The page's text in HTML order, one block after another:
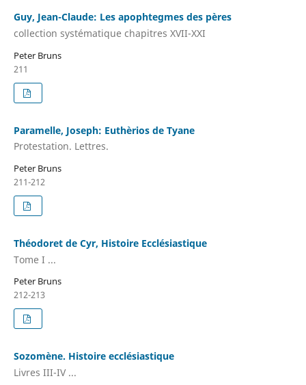
Guy, Jean-Claude: Les apophtegmes des pères
collection systématique chapitres XVII-XXI
Peter Bruns
211
Paramelle, Joseph: Euthèrios de Tyane
Protestation. Lettres.
Peter Bruns
211-212
Théodoret de Cyr, Histoire Ecclésiastique
Tome I ...
Peter Bruns
212-213
Sozomène. Histoire ecclésiastique
Livres III-IV ...